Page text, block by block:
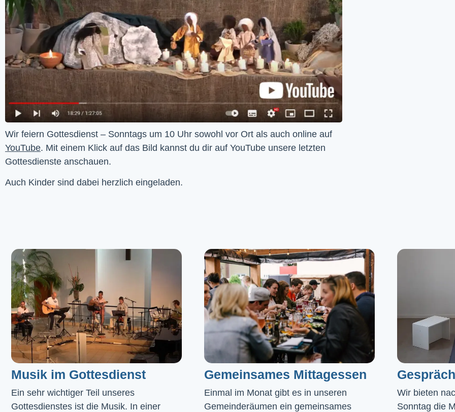
YouTube. Mit einem Klick auf das Bild kannst du dir auf YouTube unsere letzten
Gottesdienste anschauen.
Auch Kinder sind dabei herzlich eingeladen.
Musik im Gottesdienst​
Ein sehr wichtiger Teil unseres
Gottesdienstes ist die Musik. In einer
Gemeinsames Mittagessen
Einmal im Monat gibt es in unseren
Gemeinderäumen ein gemeinsames
Wir bieten
Sonntag die